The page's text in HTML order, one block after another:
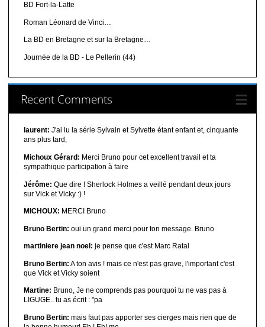
BD Fort-la-Latte
Roman Léonard de Vinci…
La BD en Bretagne et sur la Bretagne…
Journée de la BD - Le Pellerin (44)
Recent Comments
laurent: J'ai lu la série Sylvain et Sylvette étant enfant et, cinquante
ans plus tard,
Michoux Gérard: Merci Bruno pour cet excellent travail et ta
sympathique participation à faire
Jérôme: Que dire ! Sherlock Holmes a veillé pendant deux jours
sur Vick et Vicky :) !
MICHOUX: MERCI Bruno
Bruno Bertin: oui un grand merci pour ton message. Bruno
martiniere jean noel: je pense que c'est Marc Ratal
Bruno Bertin: A ton avis ! mais ce n'est pas grave, l'important c'est
que Vick et Vicky soient
Martine: Bruno, Je ne comprends pas pourquoi tu ne vas pas à
LIGUGE.. tu as écrit : "pa
Bruno Bertin: mais faut pas apporter ses cierges mais rien que de